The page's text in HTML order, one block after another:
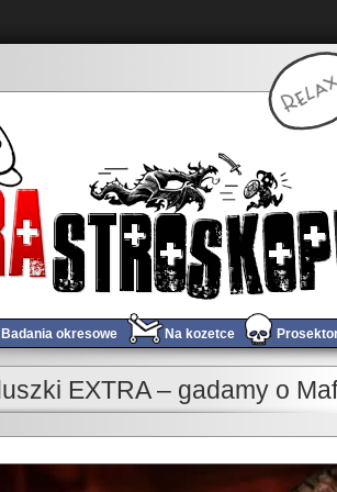
Badania okresowe Na kozetce
Breslau i Borderlands 4!
EXTRA – gadamy o